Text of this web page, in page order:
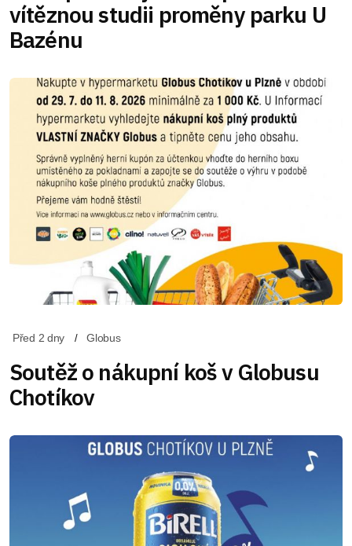
vítěznou studii proměny parku U
Bazénu
Před 2 dny Globus
Soutěž o nákupní koš v Globusu
Chotíkov